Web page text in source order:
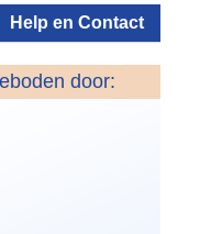
Help en Contact
door: